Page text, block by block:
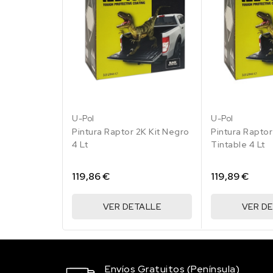
RAL 1015 Marfil
claro
45.15 €
185 en stock
RAL 1019 Beige
45.15 €
U-Pol
Pintura Raptor 2K Kit Negro
4 Lt
119,86 €
VER DETALLE
U-Pol
Pintura
Tintable 4 Lt
119,89 €
VER
Envíos Gratuitos (Península)